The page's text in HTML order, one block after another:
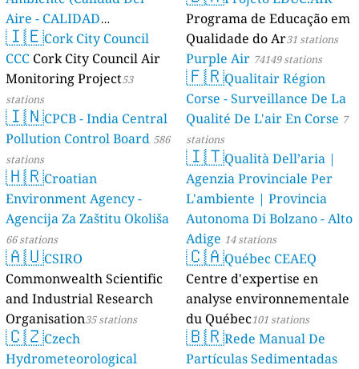
Aire - CALIDAD
AMBIENTAL) 23 stations
🇮🇪Cork City Council
CCC Cork City Council Air
Monitoring Project53
stations
🇮🇳CPCB - India Central
Pollution Control Board 586
stations
🇭🇷Croatian
Environment Agency -
Agencija Za Zaštitu Okoliša
66 stations
🇦🇺CSIRO
Commonwealth Scientific
and Industrial Research
Organisation35 stations
🇨🇿Czech
Hydrometeorological
Programa de Educação em
Qualidade do Ar31 stations
Purple Air 74149 stations
🇫🇷Qualitair Région
Corse - Surveillance De La
Qualité De L'air En Corse 7
stations
🇮🇹Qualità Dell’aria |
Agenzia Provinciale Per
L'ambiente | Provincia
Autonoma Di Bolzano - Alto
Adige 14 stations
🇨🇦Québec CEAEQ
Centre d'expertise en
analyse environnementale
du Québec101 stations
🇧🇷Rede Manual De
Partículas Sedimentadas